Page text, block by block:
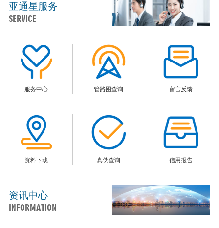
亚通星服务
SERVICE
服务中心 管路图查询 留言反馈
资料下载 真伪查询 信用报告
资讯中心
INFORMATION